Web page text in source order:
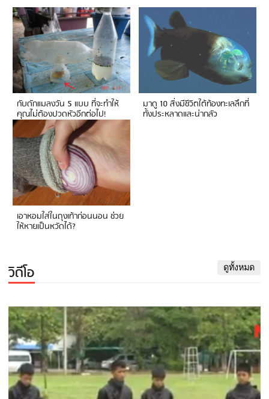
กับดักแมลงวัน 5 แบบ ที่จะทำให้
คุณไม่ต้องปวดหัวอีกต่อไป!
มาดู 10 สิ่งมีชีวิตใต้ท้องทะเลลึกที่
ทั้งประหลาดและน่ากลัว
เอาหอมใส่ในถุงเท้าก่อนนอน ช่วย
ให้หายเป็นหวัดได้?
วิดีโอ ดูทั้งหมด